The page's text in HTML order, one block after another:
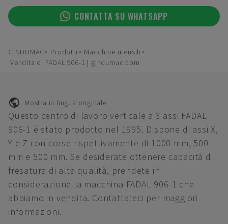
CONTATTA SU WHATSAPP
GINDUMAC Prodotti
Macchine utensili
Vendita di FADAL 906-1 | gindumac.com
Mostra in lingua originale
Questo centro di lavoro verticale a 3 assi FADAL
906-1 è stato prodotto nel 1995. Dispone di assi X,
Y e Z con corse rispettivamente di 1000 mm, 500
mm e 500 mm. Se desiderate ottenere capacità di
fresatura di alta qualità, prendete in
considerazione la macchina FADAL 906-1 che
abbiamo in vendita. Contattateci per maggiori
informazioni.